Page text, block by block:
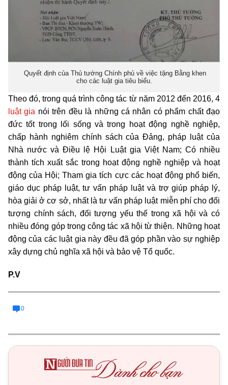
Quyết định của Thủ tướng Chính phủ về việc tặng Bằng khen
cho các luật gia tiêu biểu.
Theo đó, trong quá trình công tác từ năm 2012 đến 2016, 4
luật gia nói trên đều là những cá nhân có phẩm chất đạo
đức tốt trong lối sống và trong hoạt động nghề nghiệp,
chấp hành nghiêm chính sách của Đảng, pháp luật của
Nhà nước và Điều lệ Hội Luật gia Việt Nam; Có nhiều
thành tích xuất sắc trong hoạt động nghề nghiệp và hoạt
động của Hội; Tham gia tích cực các hoạt động phổ biến,
giáo dục pháp luật, tư vấn pháp luật và trợ giúp pháp lý,
hòa giải ở cơ sở, nhất là tư vấn pháp luật miễn phí cho đối
tượng chính sách, đối tượng yếu thế trong xã hội và có
nhiều đóng góp trong công tác xã hội từ thiện. Những hoạt
động của các luật gia này đều đã góp phần vào sự nghiệp
xây dựng chủ nghĩa xã hội và bảo vệ Tổ quốc.
P.V
0